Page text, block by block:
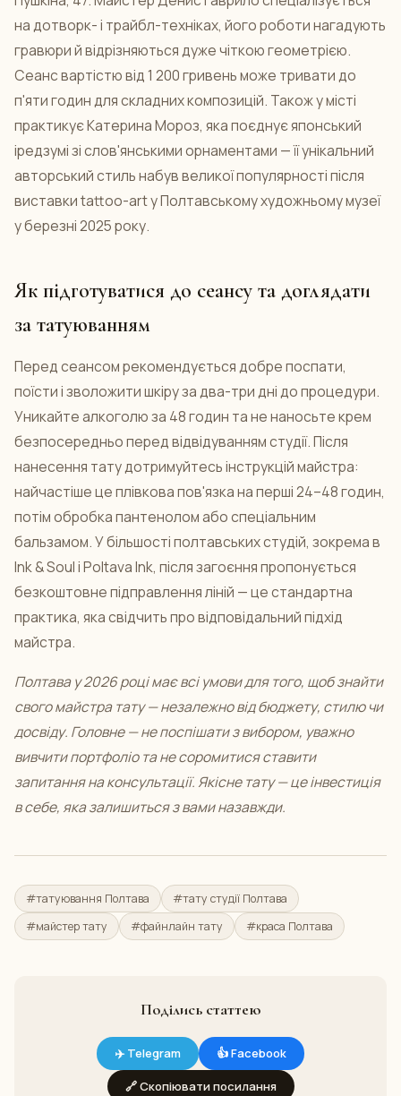
на дотворк- і трайбл-техніках, його роботи нагадують
гравюри й відрізняються дуже чіткою геометрією.
Сеанс вартістю від 1 200 гривень може тривати до
п'яти годин для складних композицій. Також у місті
практикує Катерина Мороз, яка поєднує японський
іредзумі зі слов'янськими орнаментами — її унікальний
авторський стиль набув великої популярності після
виставки tattoo-art у Полтавському художньому музеї
у березні 2025 року.
Як підготуватися до сеансу та доглядати
за татуюванням
Перед сеансом рекомендується добре поспати,
поїсти і зволожити шкіру за два-три дні до процедури.
Уникайте алкоголю за 48 годин та не наносьте крем
безпосередньо перед відвідуванням студії. Після
нанесення тату дотримуйтесь інструкцій майстра:
найчастіше це плівкова пов'язка на перші 24–48 годин,
потім обробка пантенолом або спеціальним
бальзамом. У більшості полтавських студій, зокрема в
Ink & Soul і Poltava Ink, після загоєння пропонується
безкоштовне підправлення ліній — це стандартна
практика, яка свідчить про відповідальний підхід
майстра.
Полтава у 2026 році має всі умови для того, щоб знайти
свого майстра тату — незалежно від бюджету, стилю чи
досвіду. Головне — не поспішати з вибором, уважно
вивчити портфоліо та не соромитися ставити
запитання на консультації. Якісне тату — це інвестиція
в себе, яка залишиться з вами назавжди.
#татуювання Полтава
#тату студії Полтава
#майстер тату
#файнлайн тату #краса Полтава
Поділись статтею
✈️ Telegram 👍 Facebook
🔗 Скопіювати посилання